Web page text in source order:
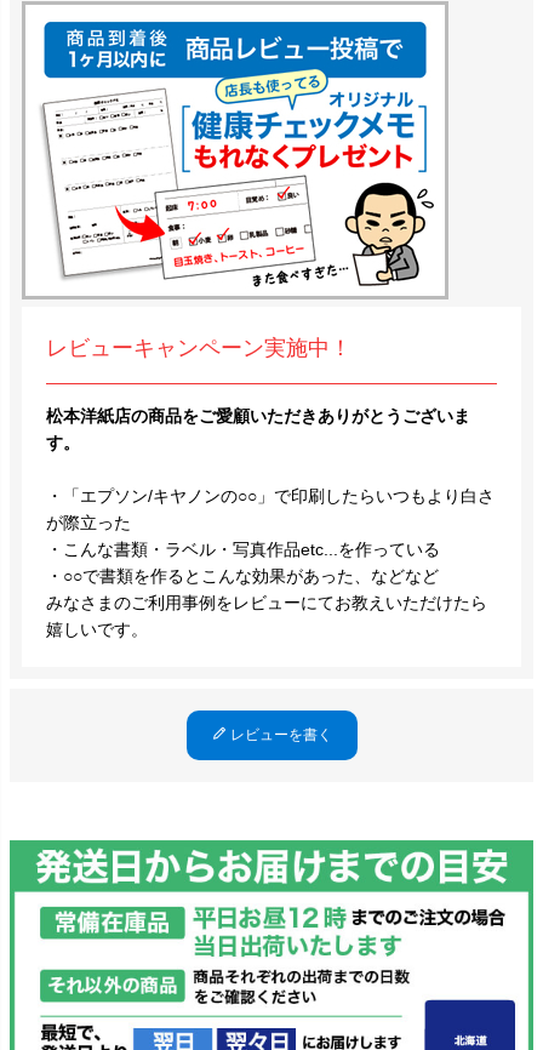
レビューキャンペーン実施中！
松本洋紙店の商品をご愛顧いただきありがとうございま
す。
・「エプソン/キヤノンの○○」で印刷したらいつもより白さ
が際立った
・こんな書類・ラベル・写真作品etc...を作っている
・○○で書類を作るとこんな効果があった、などなど
みなさまのご利用事例をレビューにてお教えいただけたら
嬉しいです。
レビューを書く